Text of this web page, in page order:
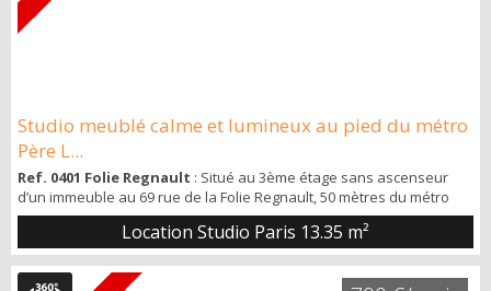
Studio meublé calme et lumineux au pied du métro
Père L...
Ref. 0401 Folie Regnault : Situé au 3ème étage sans ascenseur
d’un immeuble au 69 rue de la Folie Regnault, 50 mètres du métro
Père Lachaise, dans un quartier très vivant et commerçants, tous
les commerces au pied de l’immeuble. Visite complète en vidéo
disponible sur ma chaine Youtube Brew's Immobilier. Aucune perte
d’espace, avec une pièce à vivre, un coin cuisine et une salle de
Location Studio Paris 13.35 m²